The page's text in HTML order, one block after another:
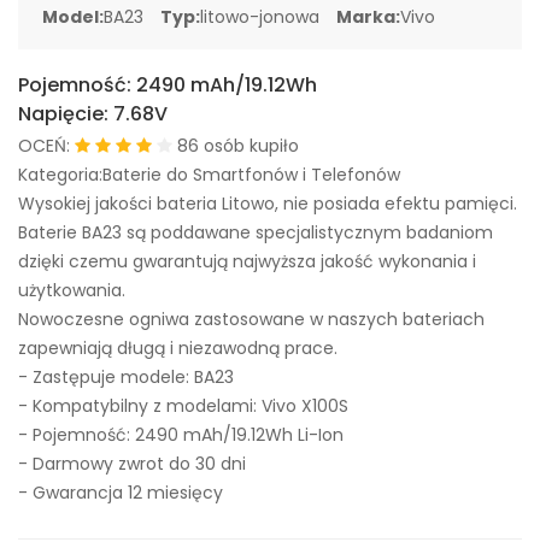
Model:BA23 Typ:litowo-jonowa Marka:Vivo
Pojemność: 2490 mAh/19.12Wh
Napięcie: 7.68V
OCEŃ:
86 osób kupiło
Kategoria:Baterie do Smartfonów i Telefonów
Wysokiej jakości bateria Litowo, nie posiada efektu pamięci.
Baterie BA23 są poddawane specjalistycznym badaniom
dzięki czemu gwarantują najwyższa jakość wykonania i
użytkowania.
Nowoczesne ogniwa zastosowane w naszych bateriach
zapewniają długą i niezawodną prace.
- Zastępuje modele: BA23
- Kompatybilny z modelami: Vivo X100S
- Pojemność: 2490 mAh/19.12Wh Li-Ion
- Darmowy zwrot do 30 dni
- Gwarancja 12 miesięcy